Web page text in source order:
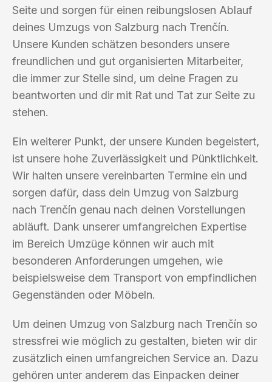
Seite und sorgen für einen reibungslosen Ablauf
deines Umzugs von Salzburg nach Trenčín.
Unsere Kunden schätzen besonders unsere
freundlichen und gut organisierten Mitarbeiter,
die immer zur Stelle sind, um deine Fragen zu
beantworten und dir mit Rat und Tat zur Seite zu
stehen.
Ein weiterer Punkt, der unsere Kunden begeistert,
ist unsere hohe Zuverlässigkeit und Pünktlichkeit.
Wir halten unsere vereinbarten Termine ein und
sorgen dafür, dass dein Umzug von Salzburg
nach Trenčín genau nach deinen Vorstellungen
abläuft. Dank unserer umfangreichen Expertise
im Bereich Umzüge können wir auch mit
besonderen Anforderungen umgehen, wie
beispielsweise dem Transport von empfindlichen
Gegenständen oder Möbeln.
Um deinen Umzug von Salzburg nach Trenčín so
stressfrei wie möglich zu gestalten, bieten wir dir
zusätzlich einen umfangreichen Service an. Dazu
gehören unter anderem das Einpacken deiner